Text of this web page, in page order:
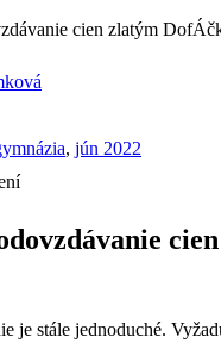
, jún 2022
je stále jednoduché.